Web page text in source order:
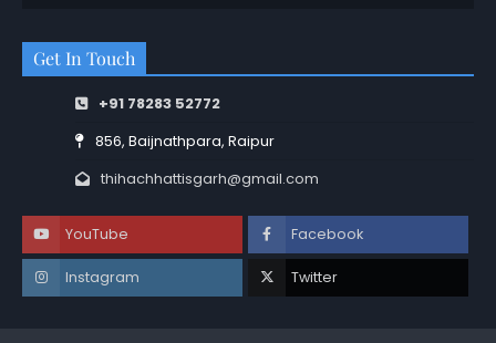
Get In Touch
+91 78283 52772
856, Baijnathpara, Raipur
thihachhattisgarh@gmail.com
YouTube Facebook
Instagram Twitter